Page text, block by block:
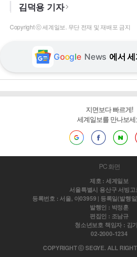
김덕용 기자
Copyright ⓒ 세계일보. 무단 전재 및 재배포 금지
Google News 에서
지면보다 빠르게!
세계일보를 만나보세
PC 화면
제호 : 세계일보
서울특별시 용산구 서빙고
등록번호 : 서울, 아03959 | 등록일(발행
발행인 : 박정훈
편집인 : 조남규
청소년보호 책임자 : 김
02-2000-1234
COPYRIGHT ⓒ SEGYE. ALL